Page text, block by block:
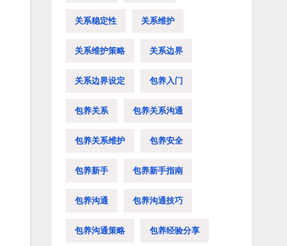
关系稳定性 关系维护
关系维护策略 关系边界
关系边界设定 包养入门
包养关系 包养关系沟通
包养关系维护 包养安全
包养新手 包养新手指南
包养沟通 包养沟通技巧
包养沟通策略 包养经验分享